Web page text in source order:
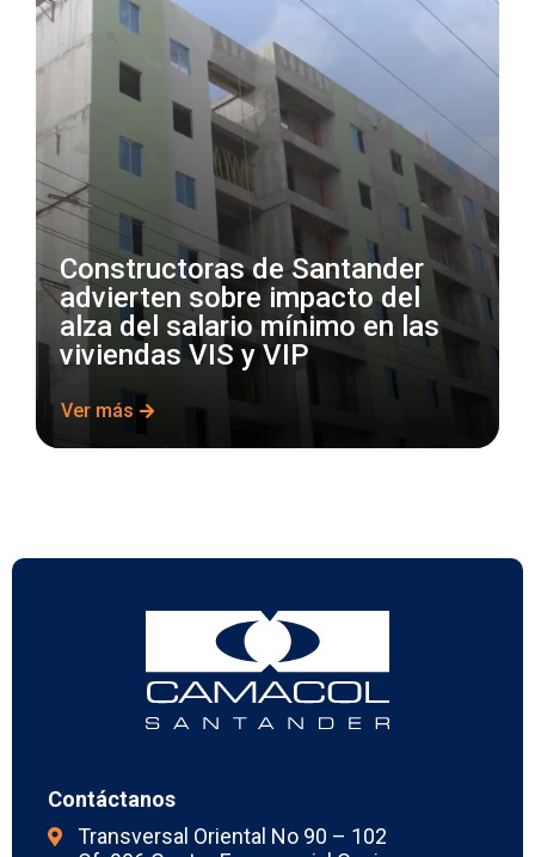
Constructoras de Santander
advierten sobre impacto del
alza del salario mínimo en las
viviendas VIS y VIP
Ver más
Contáctanos
Transversal Oriental No 90 – 102